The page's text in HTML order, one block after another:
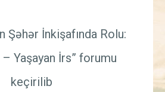
İqtisadiyyat
Şəhər İnkişafında Rolu:
Yaşayan İrs” forumu
keçirilib